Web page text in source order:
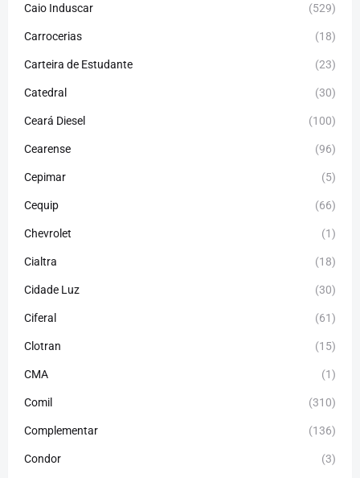
Caio Induscar (529)
Carrocerias (18)
Carteira de Estudante (23)
Catedral (30)
Ceará Diesel (100)
Cearense (96)
Cepimar (5)
Cequip (66)
Chevrolet (1)
Cialtra (18)
Cidade Luz (30)
Ciferal (61)
Clotran (15)
CMA (1)
Comil (310)
Complementar (136)
Condor (3)